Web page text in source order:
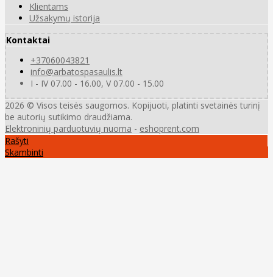
Klientams
Užsakymų istorija
Kontaktai
+37060043821
info@arbatospasaulis.lt
I - IV 07.00 - 16.00, V 07.00 - 15.00
2026 © Visos teisės saugomos. Kopijuoti, platinti svetainės turinį
be autorių sutikimo draudžiama.
Elektroninių parduotuvių nuoma - eshoprent.com
Rašyti
Skambinti